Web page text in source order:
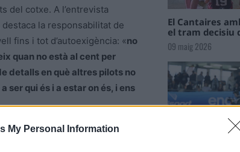
My Personal Information
del cotxe. A l’entrevista
destaca la responsabilitat de
fins i tot d’autoexigència: «no
quan no està al cent per
detalls en què altres pilots no
ser qui és i a estar on és, i ens
El Cantaires
el tram decisiu
09 maig 2026